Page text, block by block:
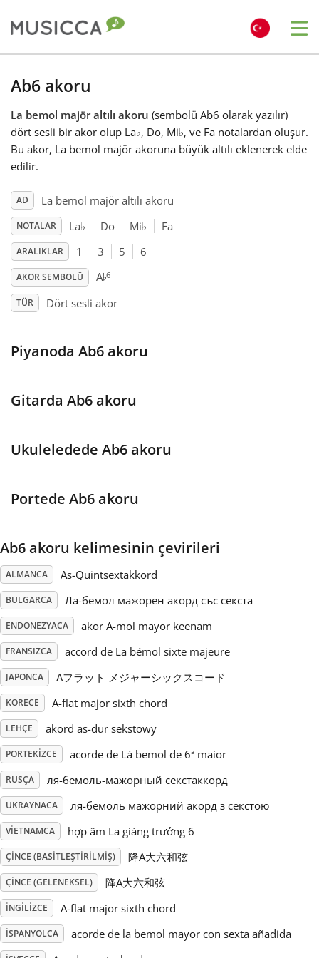
Български
English
Español
Français
한국어
Polski
Português
Tiếng Việt
Türkçe
Українська
简体中文
繁體中文
Ab6 akoru
La bemol majör altılı akoru (sembolü Ab6 olarak yazılır)
dört sesli bir akor olup La♭, Do, Mi♭, ve Fa notalardan oluşur.
Bu akor, La bemol majör akoruna büyük altılı eklenerek elde
edilir.
AD La bemol majör altılı akoru
NOTALAR La♭ Do Mi♭ Fa
ARALIKLAR 1 3 5 6
AKOR SEMBOLÜ A♭6
TÜR Dört sesli akor
Piyanoda Ab6 akoru
Gitarda Ab6 akoru
Ukuleledede Ab6 akoru
Portede Ab6 akoru
Ab6 akoru kelimesinin çevirileri
ALMANCA As-Quintsextakkord
BULGARCA Ла-бемол мажорен акорд със секста
ENDONEZYACA akor A-mol mayor keenam
FRANSIZCA accord de La bémol sixte majeure
JAPONCA Aフラット メジャーシックスコード
KORECE A-flat major sixth chord
LEHÇE akord as-dur sekstowy
PORTEKIZCE acorde de Lá bemol de 6ª maior
RUSÇA ля-бемоль-мажорный секстаккорд
UKRAYNACA ля-бемоль мажорний акорд з секстою
VIETNAMCA hợp âm La giáng trưởng 6
ÇINCE (BASITLEŞTIRILMIŞ) 降A大六和弦
ÇINCE (GELENEKSEL) 降A大六和弦
İNGILIZCE A-flat major sixth chord
İSPANYOLCA acorde de la bemol mayor con sexta añadida